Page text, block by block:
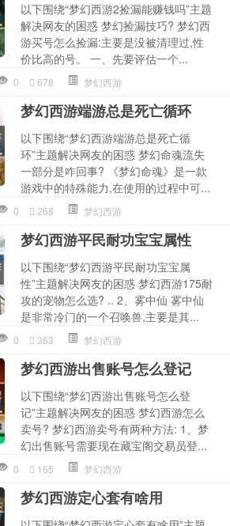
以下围绕“梦幻西游2捡漏能赚钱吗”主题
解决网友的困惑 梦幻捡漏技巧? 梦幻西
游买号怎么捡漏:主要是没被清理过,性
价比高的号。 一、先要评估一个...
0 678 梦幻西游
梦幻西游端游总是死亡循环
以下围绕“梦幻西游端游总是死亡循
环”主题解决网友的困惑 梦幻命魂流失
一部分是咋回事? 《梦幻命魂》是一款
游戏中的特殊能力,在使用的过程中可...
0 268 梦幻西游
梦幻西游平民耐功宝宝属性
以下围绕“梦幻西游平民耐功宝宝属
性”主题解决网友的困惑 梦幻西游175耐
攻的宠物怎么选? .. 2、雾中仙 雾中仙
是非常冷门的一个召唤兽,主要是其...
0 363 梦幻西游
梦幻西游出售账号怎么登记
以下围绕“梦幻西游出售账号怎么登
记”主题解决网友的困惑 梦幻西游怎么
卖号? 梦幻西游卖号有两种方法: 1、梦
幻出售账号需要现在藏宝阁交易员登...
0 165 梦幻西游
梦幻西游定心套有啥用